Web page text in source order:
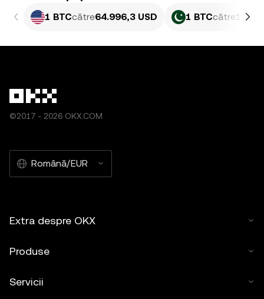
1 BTCcătre64.996,3 USD 1 BTCcătre
©2017 - 2026 OKX.COM
Română/EUR
Extra despre OKX
Produse
Servicii